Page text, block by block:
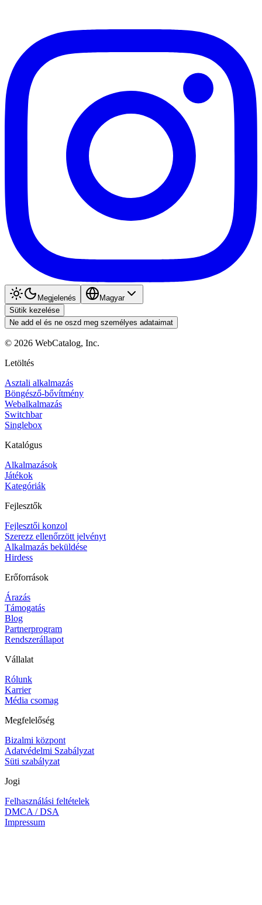
Megjelenés
Magyar
Sütik kezelése
Ne add el és ne oszd meg személyes adataimat
© 2026 WebCatalog, Inc.
Letöltés
Asztali alkalmazás
Böngésző-bővítmény
Webalkalmazás
Switchbar
Singlebox
Katalógus
Alkalmazások
Játékok
Kategóriák
Fejlesztők
Fejlesztői konzol
Szerezz ellenőrzött jelvényt
Alkalmazás beküldése
Hirdess
Erőforrások
Árazás
Támogatás
Blog
Partnerprogram
Rendszerállapot
Vállalat
Rólunk
Karrier
Média csomag
Megfelelőség
Bizalmi központ
Adatvédelmi Szabályzat
Süti szabályzat
Jogi
Felhasználási feltételek
DMCA / DSA
Impressum